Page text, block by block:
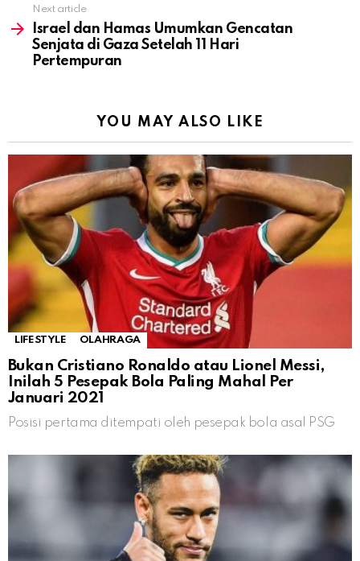
Next article
Israel dan Hamas Umumkan Gencatan
Senjata di Gaza Setelah 11 Hari
Pertempuran
YOU MAY ALSO LIKE
LIFESTYLE OLAHRAGA
Bukan Cristiano Ronaldo atau Lionel Messi,
Inilah 5 Pesepak Bola Paling Mahal Per
Januari 2021
Posisi pertama ditempati oleh pesepak bola asal PSG